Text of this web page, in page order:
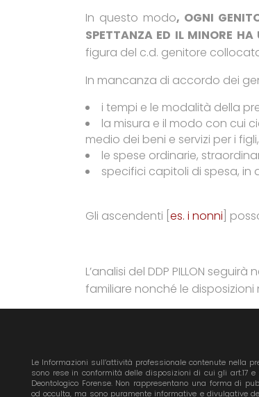
In questo modo, OGNI
SPETTANZA ED IL MINORE
figura del c.d. genitore
In mancanza di accordo dei
i tempi e le modalità della
la misura e il modo con cui
medio dei beni e servizi per i
le spese ordinarie,
specifici capitoli di spesa, in
Gli ascendenti [ es. i nonni ]
L’analisi del DDP PILLON
familiare nonché le
Le Informazioni sull’attività professionale contenute nella
sono rese in conformità delle disposizioni di cui gli art.17 e
Deontologico Forense. Non rappresentano una forma di
od occulta, ma sono puramente informative e divulgative